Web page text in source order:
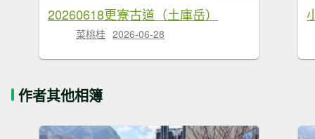
20260618更寮古道（土庫岳）
菜桃桂 2026-06-28
作者其他相簿